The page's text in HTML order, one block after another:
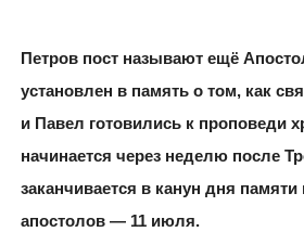
Петров пост называют ещё
установлен в память о том, как
и Павел готовились к проповеди
начинается через неделю после
заканчивается в канун дня
апостолов — 11 июля.